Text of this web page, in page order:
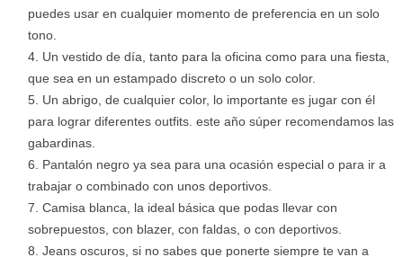
puedes usar en cualquier momento de preferencia en un solo
tono.
Un vestido de día, tanto para la oficina como para una fiesta,
que sea en un estampado discreto o un solo color.
Un abrigo, de cualquier color, lo importante es jugar con él
para lograr diferentes outfits. este año súper recomendamos las
gabardinas.
Pantalón negro ya sea para una ocasión especial o para ir a
trabajar o combinado con unos deportivos.
Camisa blanca, la ideal básica que podas llevar con
sobrepuestos, con blazer, con faldas, o con deportivos.
Jeans oscuros, si no sabes que ponerte siempre te van a